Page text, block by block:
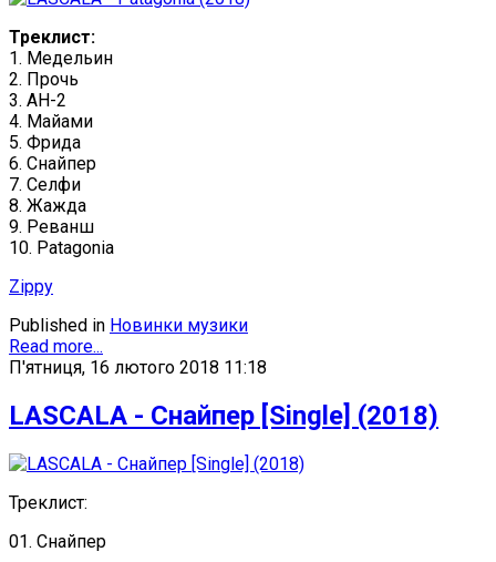
Треклист:
1. Медельин
2. Прочь
3. АН-2
4. Майами
5. Фрида
6. Снайпер
7. Селфи
8. Жажда
9. Реванш
10. Patagonia
Zippy
Published in Новинки музики
Read more...
П'ятниця, 16 лютого 2018 11:18
LASCALA - Снайпер [Single] (2018)
Треклист:
01. Снайпер